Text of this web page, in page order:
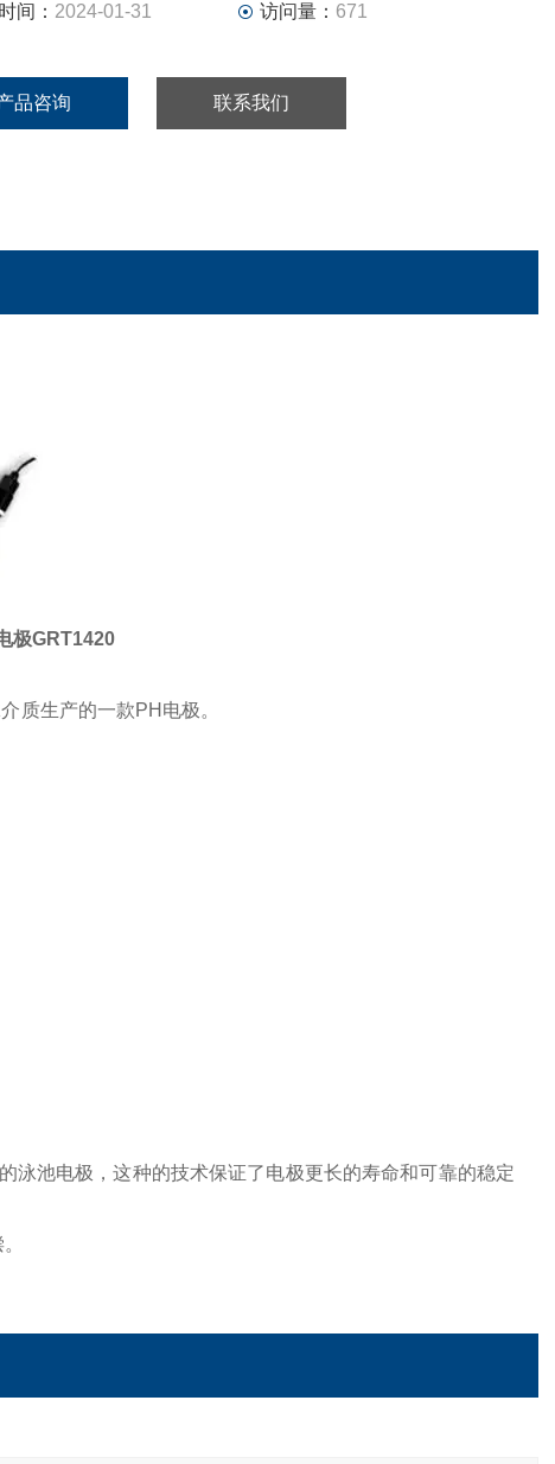
间： 2024-01-31 访问量： 671
品咨询 联系我们
极GRT1420
对纯水和超纯水介质生产的一款PH电极。
：
泳池电极，这种的技术保证了电极更长的寿命和可靠的稳定